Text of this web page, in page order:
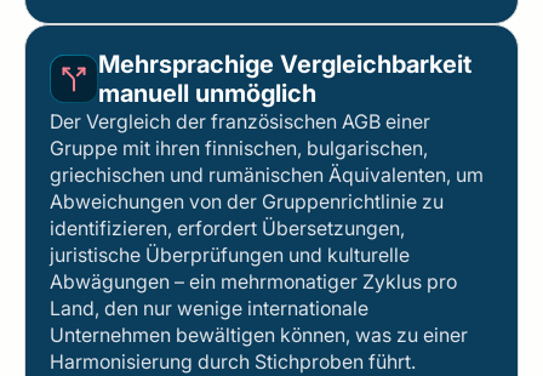
Mehrsprachige Vergleichbarkeit
manuell unmöglich
Der Vergleich der französischen AGB einer
Gruppe mit ihren finnischen, bulgarischen,
griechischen und rumänischen Äquivalenten, um
Abweichungen von der Gruppenrichtlinie zu
identifizieren, erfordert Übersetzungen,
juristische Überprüfungen und kulturelle
Abwägungen – ein mehrmonatiger Zyklus pro
Land, den nur wenige internationale
Unternehmen bewältigen können, was zu einer
Harmonisierung durch Stichproben führt.